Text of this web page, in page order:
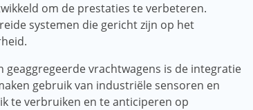
om de prestaties te verbeteren.
systemen die gericht zijn op het
vrachtwagens is de integratie
gebruik van industriële sensoren en
te verbruiken en te anticiperen op